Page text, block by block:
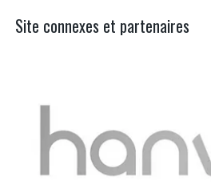
Site connexes et partenaires